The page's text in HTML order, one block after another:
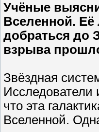
Учёные
Вселенной. Её
добраться до
взрыва
Звёздная
что эта
Вселенной.